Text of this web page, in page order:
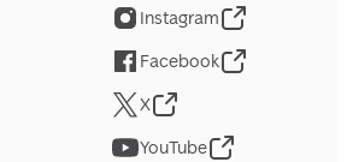
Instagram
Facebook
X
YouTube